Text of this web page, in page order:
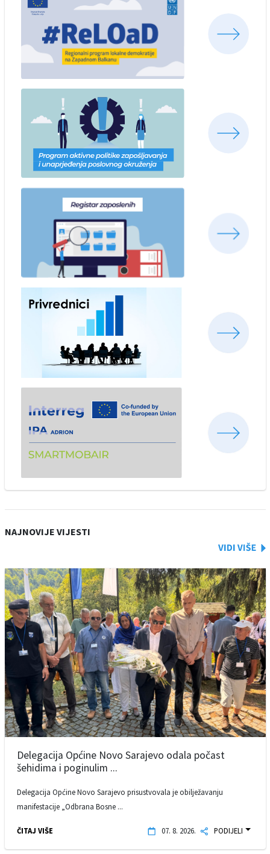
NAJNOVIJE VIJESTI
Delegacija Općine Novo Sarajevo odala počast
šehidima i poginulim ...
Delegacija Općine Novo Sarajevo prisustvovala je obilježavanju
manifestacije „Odbrana Bosne ...
ČITAJ VIŠE 07. 8. 2026. PODIJELI